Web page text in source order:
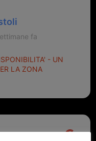
fa
- UN
LA ZONA